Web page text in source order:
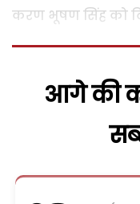
करण भूषण सिंह को
आगे की